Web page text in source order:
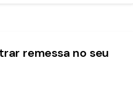
remessa no seu